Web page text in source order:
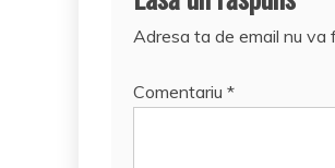
Adresa ta de email nu va
Comentariu *